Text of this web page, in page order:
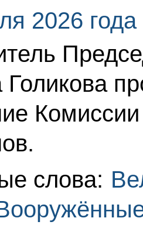
2026 года
Голикова
слова: